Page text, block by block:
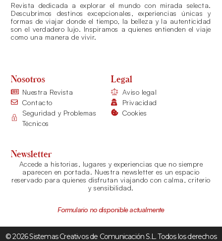
Revista dedicada a explorar el mundo con mirada selecta.
Descubrimos destinos excepcionales, experiencias únicas y
formas de viajar donde el tiempo, la belleza y la autenticidad
son el verdadero lujo. Inspiramos a quienes entienden el viaje
como una manera de vivir.
Nosotros
Nuestra Revista
Contacto
Seguridad y Problemas
Técnicos
Legal
Aviso legal
Privacidad
Cookies
Newsletter
Accede a historias, lugares y experiencias que no siempre
aparecen en portada. Nuestra newsletter es un espacio
reservado para quienes disfrutan viajando con calma, criterio
y sensibilidad.
Formulario no disponible actualmente
© 2026 Sistemas Creativos de Comunicación S.L. Todos los derechos